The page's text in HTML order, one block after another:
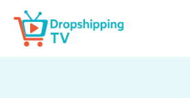
İçeriğe
atla